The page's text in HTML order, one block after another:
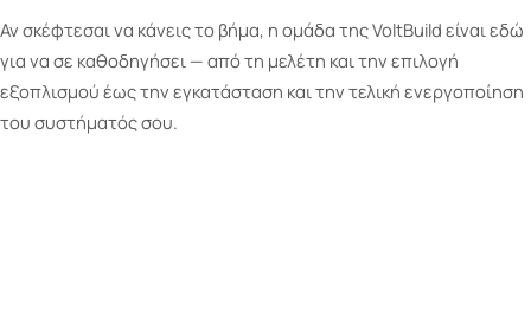
Αν σκέφτεσαι να κάνεις το βήμα, η ομάδα της VoltBuild είναι εδώ
για να σε καθοδηγήσει — από τη μελέτη και την επιλογή
εξοπλισμού έως την εγκατάσταση και την τελική ενεργοποίηση
του συστήματός σου.